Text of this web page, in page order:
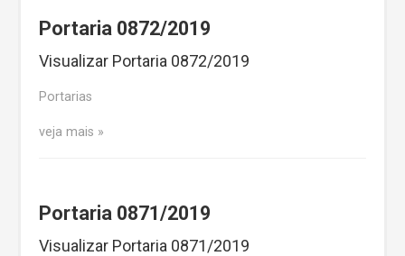
Portaria 0872/2019
Visualizar Portaria 0872/2019
Portarias
veja mais
Portaria 0871/2019
Visualizar Portaria 0871/2019